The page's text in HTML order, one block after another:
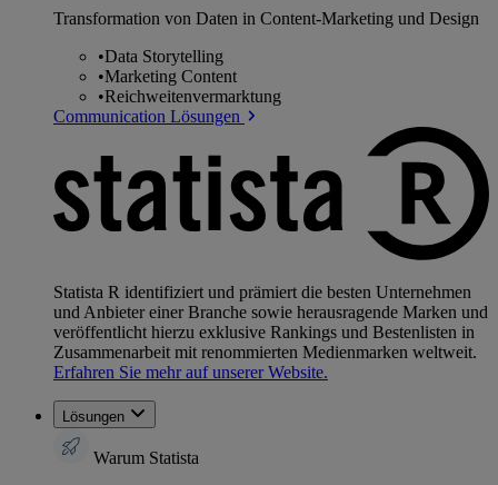
Transformation von Daten in Content-Marketing und Design
•Data Storytelling
•Marketing Content
•Reichweitenvermarktung
Communication Lösungen
Statista R identifiziert und prämiert die besten Unternehmen
und Anbieter einer Branche sowie herausragende Marken und
veröffentlicht hierzu exklusive Rankings und Bestenlisten in
Zusammenarbeit mit renommierten Medienmarken weltweit.
Erfahren Sie mehr auf unserer Website.
Lösungen
Warum Statista